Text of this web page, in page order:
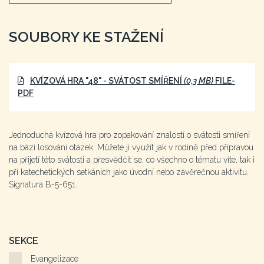
SOUBORY KE STAŽENÍ
KVÍZOVÁ HRA "48" - SVÁTOST SMÍŘENÍ (0,3 MB) FILE-
PDF
Jednoduchá kvízová hra pro zopakování znalostí o svátosti smíření
na bázi losování otázek. Můžete ji využít jak v rodině před přípravou
na přijetí této svátosti a přesvědčit se, co všechno o tématu víte, tak i
při katechetických setkáních jako úvodní nebo závěrečnou aktivitu.
Signatura B-5-651.
SEKCE
Evangelizace